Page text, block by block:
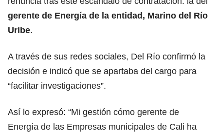
gerente de Energía de la entidad, Marino del Río
Uribe.
A través de sus redes sociales, Del Río confirmó la
decisión e indicó que se apartaba del cargo para
“facilitar investigaciones”.
Así lo expresó: “Mi gestión cómo gerente de
Energía de las Empresas municipales de Cali ha